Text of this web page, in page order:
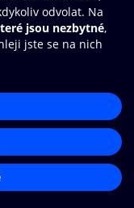
Knihovna
své e-knihy a
a pohodlněji.